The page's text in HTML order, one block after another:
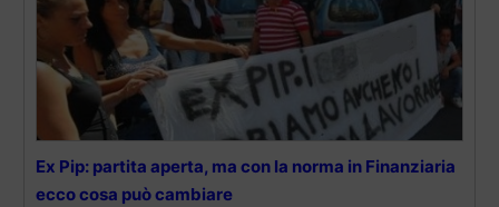
Ex Pip: partita aperta, ma con la norma in Finanziaria
ecco cosa può cambiare